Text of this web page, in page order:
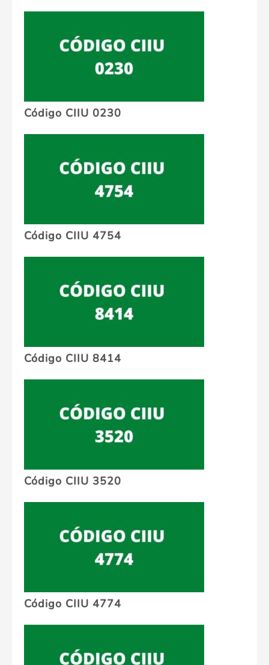
Código CIIU 0230
Código CIIU 4754
Código CIIU 8414
Código CIIU 3520
Código CIIU 4774